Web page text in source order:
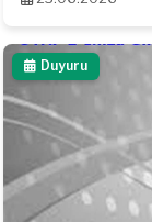
Duyuru